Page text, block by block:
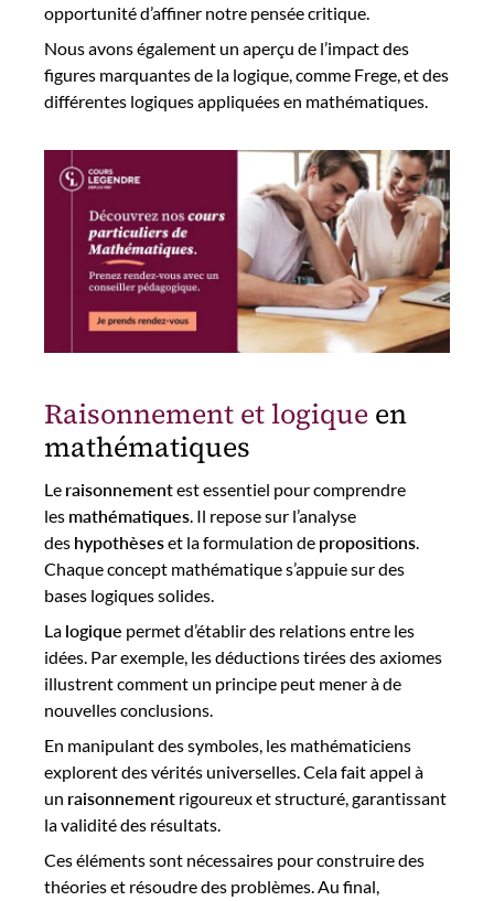
opportunité d’affiner notre pensée critique.
Nous avons également un aperçu de l’impact des
figures marquantes de la logique, comme Frege, et des
différentes logiques appliquées en mathématiques.
Raisonnement et logique en
mathématiques
Le raisonnementest essentiel pour comprendre
les mathématiques. Il repose sur l’analyse
des hypothèseset la formulation de propositions.
Chaque concept mathématique s’appuie sur des
bases logiques solides.
La logique permet d’établir des relations entre les
idées. Par exemple, les déductions tirées des axiomes
illustrent comment un principe peut mener à de
nouvelles conclusions.
En manipulant des symboles, les mathématiciens
explorent des vérités universelles. Cela fait appel à
un raisonnement rigoureux et structuré, garantissant
la validité des résultats.
Ces éléments sont nécessaires pour construire des
théories et résoudre des problèmes. Au final,